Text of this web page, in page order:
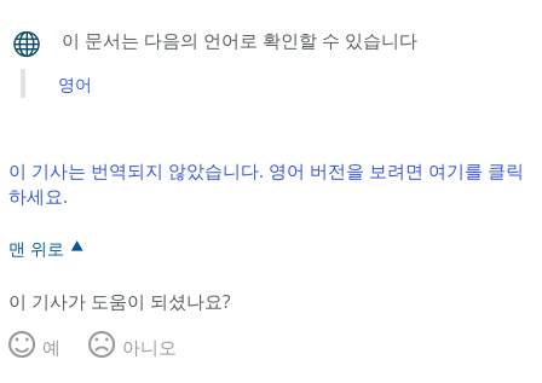
영어
이 기사는 번역되지 않았습니다. 영어 버전을 보려면 여기를 클릭
하세요.
맨 위로
이 기사가 도움이 되셨나요?
예
아니오